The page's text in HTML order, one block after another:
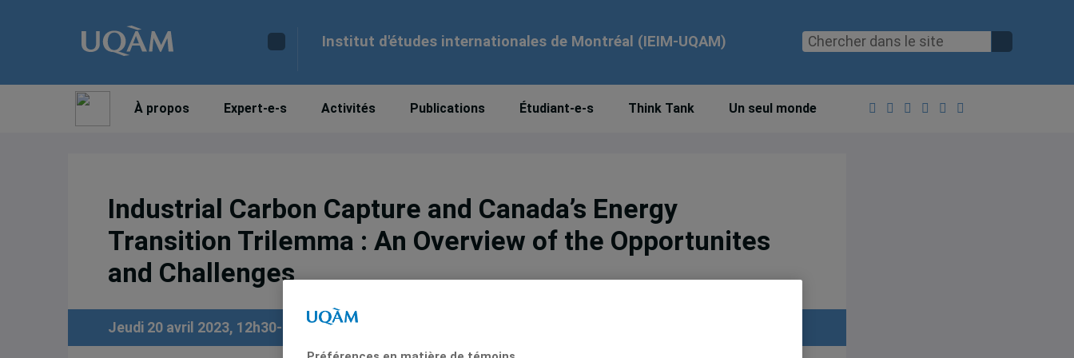
Institut d'études internationales de Montréal (IEIM-UQAM)
À propos Expert-e-s Activités Publications Étudiant-e-s Think Tank Un seul monde
Industrial Carbon Capture and Canada’s Energy
Transition Trilemma : An Overview of the Opportunites
and Challenges
Jeudi 20 avril 2023, 12h30-13h30, en ligne